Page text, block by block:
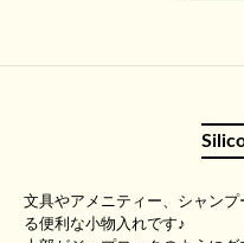
文具やアメニティー、シャン
る便利な小物入れです♪